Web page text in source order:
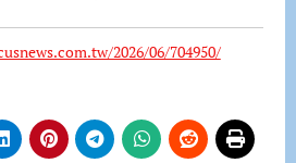
2026/06/704950/